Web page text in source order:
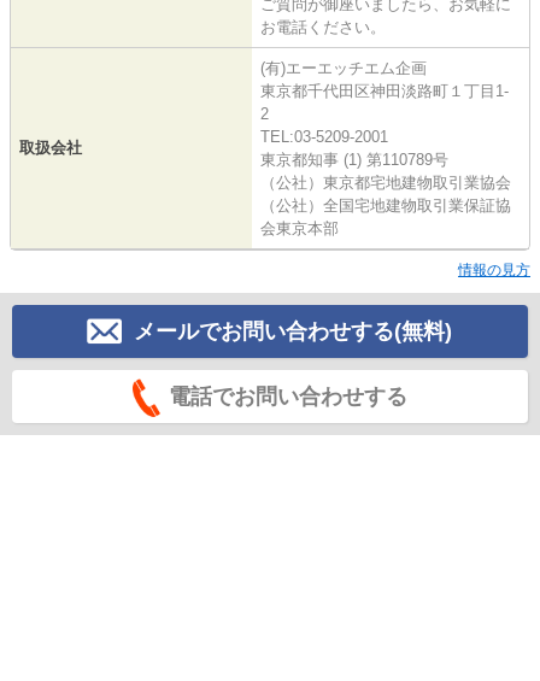
ご質問が御座いましたら、お気軽に
お電話ください。
取扱会社
(有)エーエッチエム企画
東京都千代田区神田淡路町１丁目1-
2
TEL:03-5209-2001
東京都知事 (1) 第110789号
（公社）東京都宅地建物取引業協会
（公社）全国宅地建物取引業保証協
会東京本部
情報の見方
メールでお問い合わせする(無料)
電話でお問い合わせする